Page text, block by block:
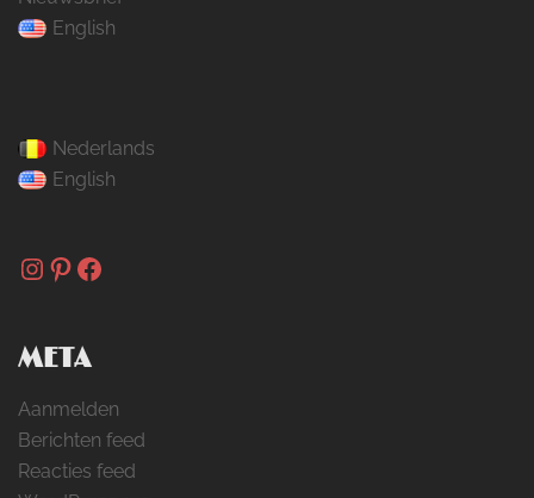
English
Nederlands
English
Instagram
Pinterest
Facebook
META
Aanmelden
Berichten feed
Reacties feed